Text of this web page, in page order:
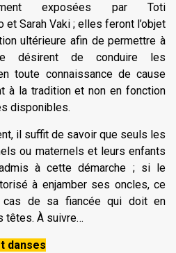
exposées par Toti
et Sarah Vaki ; elles feront l’objet
ultérieure afin de permettre à
désirent de conduire les
toute connaissance de cause
à la tradition et non en fonction
disponibles.
il suffit de savoir que seuls les
ou maternels et leurs enfants
à cette démarche ; si le
à enjamber ses oncles, ce
cas de sa fiancée qui doit en
têtes. À suivre…
danses